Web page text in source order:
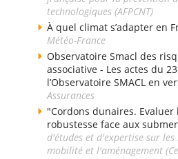
technologiques (AFPCNT)
À quel climat s’adapter en
Météo-France
Observatoire Smacl des
associative - Les actes du
l’Observatoire SMACL en
Assurances
"Cordons dunaires.
robustesse face aux
d'études et d'expertise sur
mobilité et l'aménagement